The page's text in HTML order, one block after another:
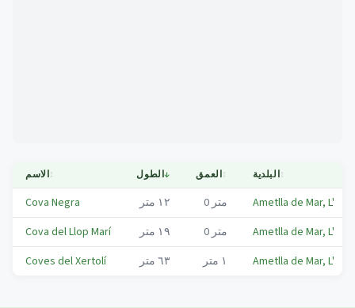
الاسم↕ الطول↓ العمق↕ البلدية↕
Cova Negra ١٢ متر 0 متر
Ametlla de Mar, L'
Cova del Llop Marí
١٩ متر 0 متر
Ametlla de Mar, L'
Coves del Xertolí
٦٣ متر ١ متر Ametlla de Mar, L'